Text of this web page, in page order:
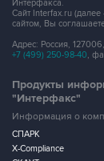
Интерфакса.
Сайт Interfax.ru
сайтом, Вы
Адрес: Россия,
+7 (499) 250-98-40,
Продукты
"Интерфакс"
Информация о
СПАРК
X-Compliance